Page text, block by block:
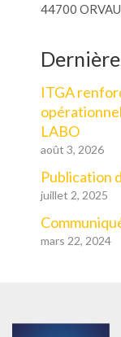
44700
ITGA
LABO
août 3, 2026
Publication
juillet 2, 2025
mars 22, 2024